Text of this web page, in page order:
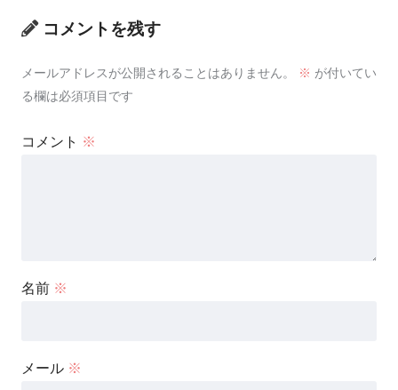
コメントを残す
メールアドレスが公開されることはありません。 ※ が付いてい
る欄は必須項目です
コメント ※
名前 ※
メール ※